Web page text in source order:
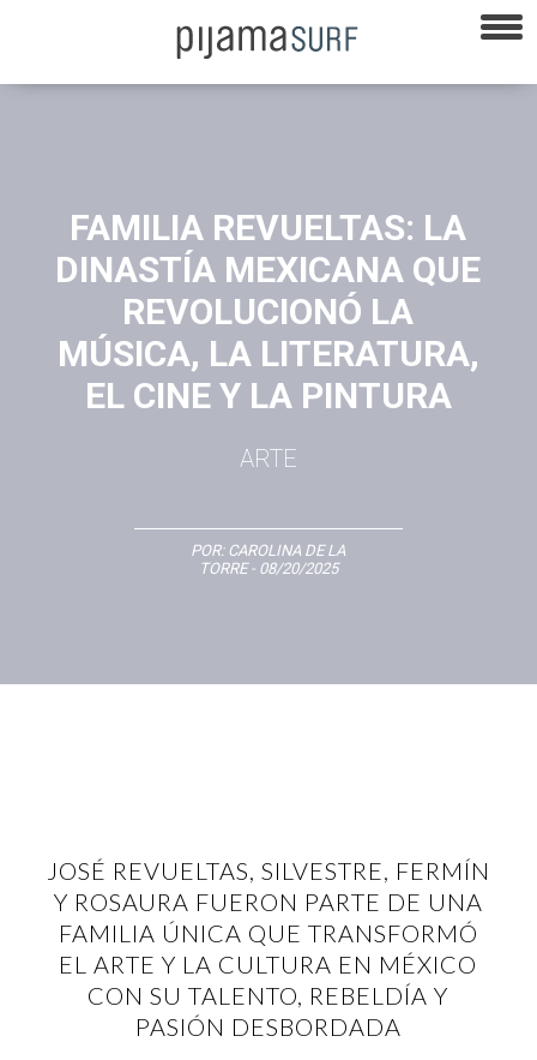
FAMILIA REVUELTAS: LA
DINASTÍA MEXICANA QUE
REVOLUCIONÓ LA
MÚSICA, LA LITERATURA,
EL CINE Y LA PINTURA
ARTE
POR: CAROLINA DE LA
TORRE- 08/20/2025
JOSÉ REVUELTAS, SILVESTRE, FERMÍN
Y ROSAURA FUERON PARTE DE UNA
FAMILIA ÚNICA QUE TRANSFORMÓ
EL ARTE Y LA CULTURA EN MÉXICO
CON SU TALENTO, REBELDÍA Y
PASIÓN DESBORDADA